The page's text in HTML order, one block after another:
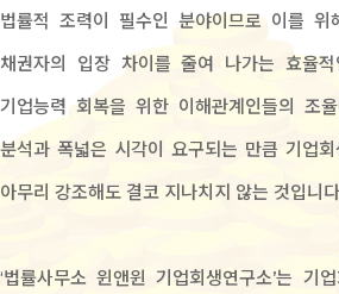
법률적 조력이 필수인 분야이므로 이를 위
채권자의 입장 차이를 줄여 나가는 효율
기업능력 회복을 위한 이해관계인들의 조
분석과 폭넓은 시각이 요구되는 만큼 기업
아무리 강조해도 결코 지나치지 않는 것입니
‘법률사무소 윈앤윈 기업회생연구소’는 기